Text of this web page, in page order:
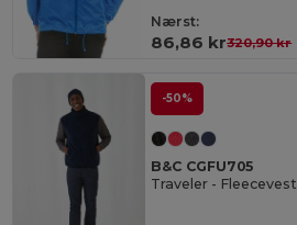
Nærst:
86,86 kr320,90 kr
-50%
B&C CGFU705
Traveler - Fleecevest